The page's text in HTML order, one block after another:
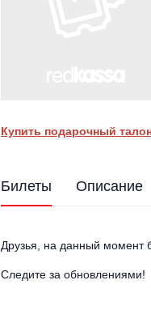
Купить подарочный
Билеты Описание
Друзья, на данный момент
Следите за обновлениями!